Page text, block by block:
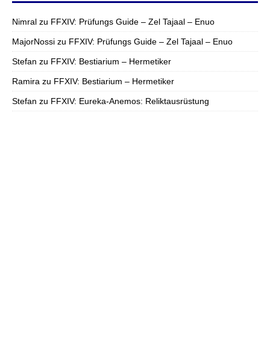
Nimral zu FFXIV: Prüfungs Guide – Zel Tajaal – Enuo
MajorNossi zu FFXIV: Prüfungs Guide – Zel Tajaal – Enuo
Stefan zu FFXIV: Bestiarium – Hermetiker
Ramira zu FFXIV: Bestiarium – Hermetiker
Stefan zu FFXIV: Eureka-Anemos: Reliktausrüstung